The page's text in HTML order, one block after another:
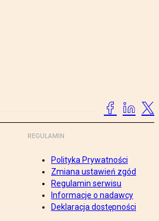
REGULAMIN
Polityka Prywatności
Zmiana ustawień zgód
Regulamin serwisu
Informacje o nadawcy
Deklaracja dostępności